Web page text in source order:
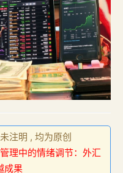
注明 , 均为原创
理中的情绪调节：外汇
成果